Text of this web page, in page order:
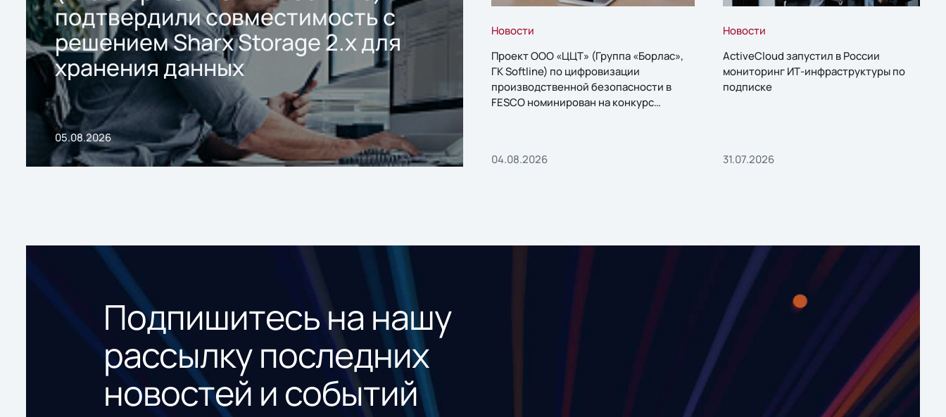
подтвердили совместимость с
решением Sharx Storage 2.x для
хранения данных
05.08.2026
Новости
Проект ООО «ЦЦТ» (Группа «Борлас»,
ГК Softline) по цифровизации
производственной безопасности в
FESCO номинирован на конкурс
04.08.2026
Новости
ActiveCloud запустил в России
мониторинг ИТ-инфраструктуры по
подписке
31.07.2026
Подпишитесь на нашу
рассылку последних
новостей и событий